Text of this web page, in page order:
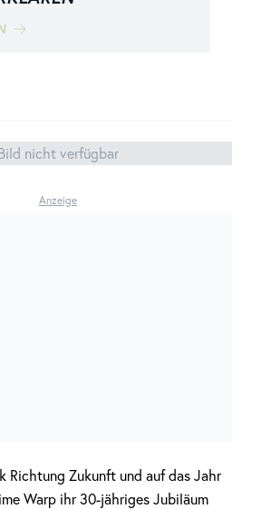
nicht verfügbar
Anzeige
Richtung Zukunft und auf das Jahr
Warp ihr 30-jähriges Jubiläum